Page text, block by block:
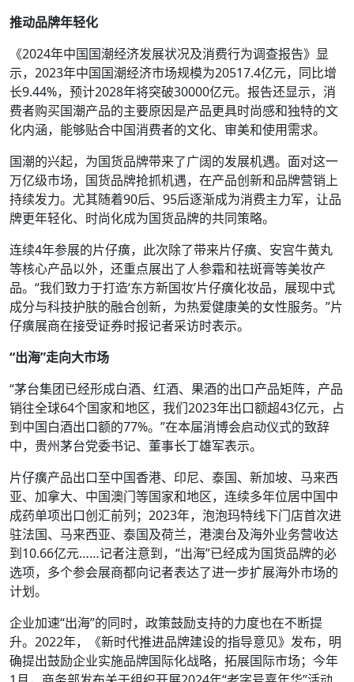
推动品牌年轻化
《2024年中国国潮经济发展状况及消费行为调查报告》显
示，2023年中国国潮经济市场规模为20517.4亿元，同比增
长9.44%，预计2028年将突破30000亿元。报告还显示，消
费者购买国潮产品的主要原因是产品更具时尚感和独特的文
化内涵，能够贴合中国消费者的文化、审美和使用需求。
国潮的兴起，为国货品牌带来了广阔的发展机遇。面对这一
万亿级市场，国货品牌抢抓机遇，在产品创新和品牌营销上
持续发力。尤其随着90后、95后逐渐成为消费主力军，让品
牌更年轻化、时尚化成为国货品牌的共同策略。
连续4年参展的片仔癀，此次除了带来片仔癀、安宫牛黄丸
等核心产品以外，还重点展出了人参霜和祛斑膏等美妆产
品。“我们致力于打造‘东方新国妆’片仔癀化妆品，展现中式
成分与科技护肤的融合创新，为热爱健康美的女性服务。”片
仔癀展商在接受证券时报记者采访时表示。
“出海”走向大市场
“茅台集团已经形成白酒、红酒、果酒的出口产品矩阵，产品
销往全球64个国家和地区，我们2023年出口额超43亿元，占
到中国白酒出口额的77%。”在本届消博会启动仪式的致辞
中，贵州茅台党委书记、董事长丁雄军表示。
片仔癀产品出口至中国香港、印尼、泰国、新加坡、马来西
亚、加拿大、中国澳门等国家和地区，连续多年位居中国中
成药单项出口创汇前列；2023年，泡泡玛特线下门店首次进
驻法国、马来西亚、泰国及荷兰，港澳台及海外业务营收达
到10.66亿元……记者注意到，“出海”已经成为国货品牌的必
选项，多个参会展商都向记者表达了进一步扩展海外市场的
计划。
企业加速“出海”的同时，政策鼓励支持的力度也在不断提
升。2022年，《新时代推进品牌建设的指导意见》发布，明
确提出鼓励企业实施品牌国际化战略，拓展国际市场；今年